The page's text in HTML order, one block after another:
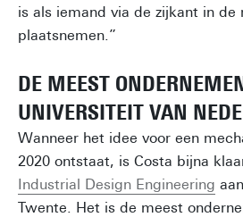
is als iemand via de zijkant in de
plaatsnemen.”
DE MEEST
UNIVERSITEIT VAN
Wanneer het idee voor een
2020 ontstaat, is Costa bijna
Industrial Design Engineering
Twente. Het is de meest